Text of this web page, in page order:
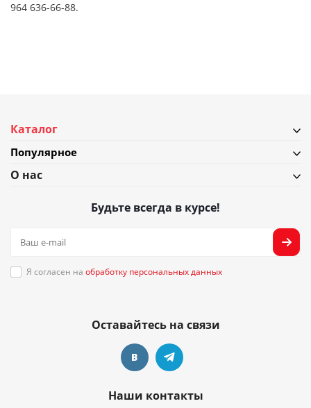
964 636-66-88.
Каталог
Популярное
О нас
Будьте всегда в курсе!
Я согласен на обработку персональных данных
Оставайтесь на связи
Наши контакты